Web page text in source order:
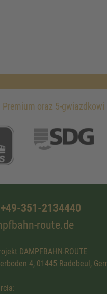
Premium oraz 5-gwiazdkowi
+49-351-2134440
route.de
DAMPFBAHN-ROUTE
4, 01445 Radebeul,